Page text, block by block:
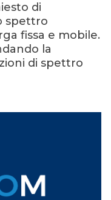
di
spettro
fissa e mobile.
la
di spettro